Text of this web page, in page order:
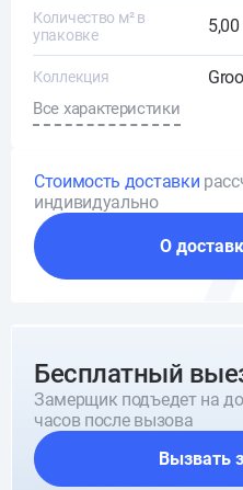
Количество м² в
упаковке
5,00
Коллекция
Все характеристики
Стоимость доставки
индивидуально
О
Бесплатный
Замерщик подъедет на
часов после вызова
Вызвать